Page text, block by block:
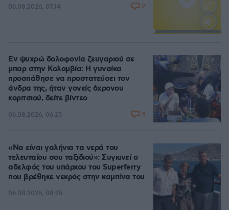
Loaded:
06.08.2026, 07:14 2
Εν ψυχρώ δολοφονία ζευγαριού σε
μπαρ στην Κολομβία: Η γυναίκα
προσπάθησε να προστατεύσει τον
άνδρα της, ήταν γονείς 6χρονου
κοριτσιού, δείτε βίντεο
06.08.2026, 06:25 4
«Να είναι γαλήνια τα νερά του
τελευταίου σου ταξιδιού»: Συγκινεί ο
αδελφός του υπάρχου του Superferry
που βρέθηκε νεκρός στην καμπίνα του
06.08.2026, 08:25